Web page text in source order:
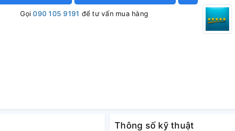
Gọi090 105 9191 để tư vấn mua hàng
Thông số kỹ thuật